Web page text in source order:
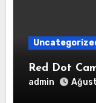
Red Dot
admin